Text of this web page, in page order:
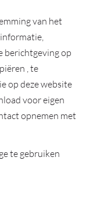
van het
berichtgeving op
, te
op deze website
voor eigen
opnemen met
te gebruiken